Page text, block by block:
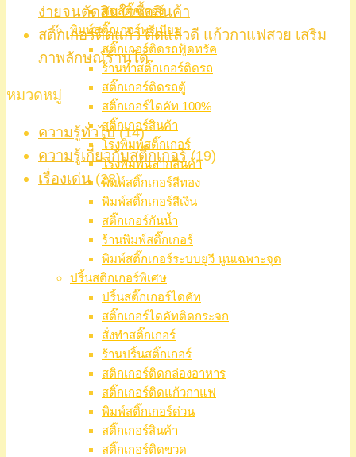
ตัดสติ๊กเกอร์
พิมพ์สติ๊กเกอร์พรีเมียม
สติ๊กเกอร์ติดรถฟู้ดทรัค
ร้านทำสติ๊กเกอร์ติดรถ
สติ๊กเกอร์ติดรถตู้
สติ๊กเกอร์ไดคัท 100%
สติ๊กเกอร์สินค้า
โรงพิมพ์สติ๊กเกอร์
โรงพิมพ์ฉลากสินค้า
พิมพ์สติ๊กเกอร์สีทอง
พิมพ์สติ๊กเกอร์สีเงิน
สติ๊กเกอร์กันน้ำ
ร้านพิมพ์สติ๊กเกอร์
พิมพ์สติ๊กเกอร์ระบบยูวี นูนเฉพาะจุด
ปริ้นสติกเกอร์พิเศษ
ปริ้นสติ๊กเกอร์ไดคัท
สติ๊กเกอร์ไดคัทติดกระจก
สั่งทำสติ๊กเกอร์
ร้านปริ้นสติ๊กเกอร์
สติกเกอร์ติดกล่องอาหาร
สติ๊กเกอร์ติดแก้วกาแฟ
พิมพ์สติ๊กเกอร์ด่วน
สติ๊กเกอร์สินค้า
สติ๊กเกอร์ติดขวด
ง่ายจนตัดสินใจซื้อสินค้า
สติ๊กเกอร์ติดแก้ว ติดแล้วดี แก้วกาแฟสวย เสริม
ภาพลักษณ์ร้านได้
หมวดหมู่
ความรู้ทั่วไป(14)
ความรู้เกี่ยวกับสติ๊กเกอร์(19)
เรื่องเด่น(28)